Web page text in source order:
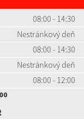
08:00 - 14:30
Nestránkový deň
08:00 - 14:30
Nestránkový deň
08:00 - 12:00